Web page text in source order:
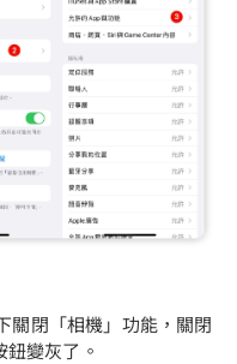
關閉「相機」功能，關閉
變灰了。